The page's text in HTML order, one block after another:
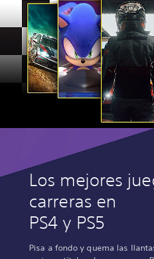
Los mejores
carreras en
PS4 y PS5
Pisa a fondo y quema las